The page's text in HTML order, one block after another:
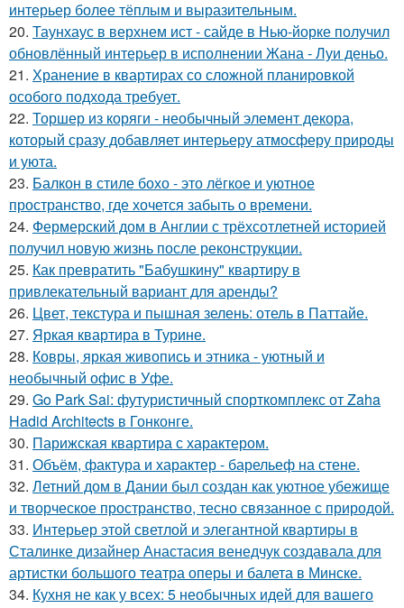
интерьер более тёплым и выразительным.
20. Таунхаус в верхнем ист - сайде в Нью-йорке получил
обновлённый интерьер в исполнении Жана - Луи деньо.
21. Хранение в квартирах со сложной планировкой
особого подхода требует.
22. Торшер из коряги - необычный элемент декора,
который сразу добавляет интерьеру атмосферу природы
и уюта.
23. Балкон в стиле бохо - это лёгкое и уютное
пространство, где хочется забыть о времени.
24. Фермерский дом в Англии с трёхсотлетней историей
получил новую жизнь после реконструкции.
25. Как превратить "Бабушкину" квартиру в
привлекательный вариант для аренды?
26. Цвет, текстура и пышная зелень: отель в Паттайе.
27. Яркая квартира в Турине.
28. Ковры, яркая живопись и этника - уютный и
необычный офис в Уфе.
29. Go Park Sai: футуристичный спорткомплекс от Zaha
Hadid Architects в Гонконге.
30. Парижская квартира с характером.
31. Объём, фактура и характер - барельеф на стене.
32. Летний дом в Дании был создан как уютное убежище
и творческое пространство, тесно связанное с природой.
33. Интерьер этой светлой и элегантной квартиры в
Сталинке дизайнер Анастасия венедчук создавала для
артистки большого театра оперы и балета в Минске.
34. Кухня не как у всех: 5 необычных идей для вашего